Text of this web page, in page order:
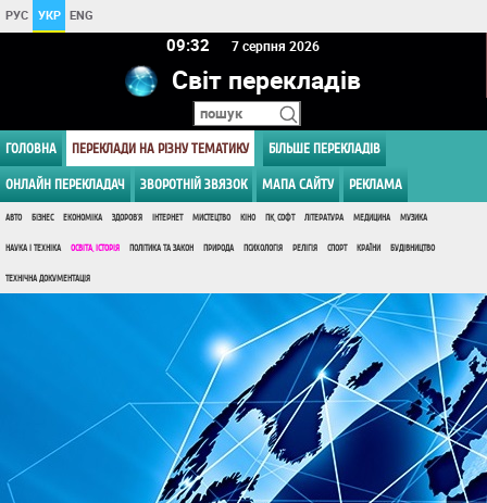
РУС УКР ENG
09 32 7 серпня 2026
Світ перекладів
ГОЛОВНА ПЕРЕКЛАДИ НА РІЗНУ ТЕМАТИКУ БІЛЬШЕ ПЕРЕКЛАДІВ
ОНЛАЙН ПЕРЕКЛАДАЧ ЗВОРОТНІЙ ЗВЯЗОК МАПА САЙТУ РЕКЛАМА
АВТО БІЗНЕС ЕКОНОМІКА ЗДОРОВ'Я ІНТЕРНЕТ МИСТЕЦТВО КІНО ПК, СОФТ ЛІТЕРАТУРА МЕДИЦИНА МУЗИКА
НАУКА І ТЕХНІКА ОСВІТА, ІСТОРІЯ ПОЛІТИКА ТА ЗАКОН ПРИРОДА ПСИХОЛОГІЯ РЕЛІГІЯ СПОРТ КРАЇНИ БУДІВНИЦТВО
ТЕХНІЧНА ДОКУМЕНТАЦІЯ